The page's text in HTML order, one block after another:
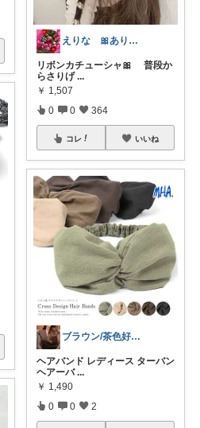
えりな 🎀ありがとうございます🎀🙇
リボンカチューシャ🎀 普段か
らさりげ ...
￥ 1,507
0 0 364
コレ いいね
ブラウン/茶色好き🤎ノブたん
ヘアバンド レディース ターバン
ヘアーバ ...
￥ 1,490
0 0 2